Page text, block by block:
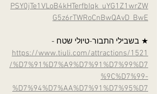
PSY0jTe1VLoB4kHTerfbIqk_uYG1Z1wrZW
G5z6rTWRoCnBwQAvD_BwE
★ בשבילי התבור-טיולי שטח -
https://www.tiuli.com/attractions/1521
/%D7%91%D7%A9%D7%91%D7%99%D7
%9C%D7%99-
%D7%94%D7%AA%D7%91%D7%95%D7